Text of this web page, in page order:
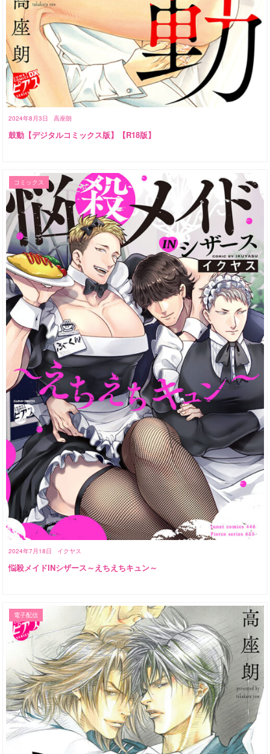
2024年8月3日 高座朗
鼓動【デジタルコミックス版】【R18版】
2024年7月18日 イクヤス
コミックス
悩殺メイドINシザース～えちえちキュン～
電子配信